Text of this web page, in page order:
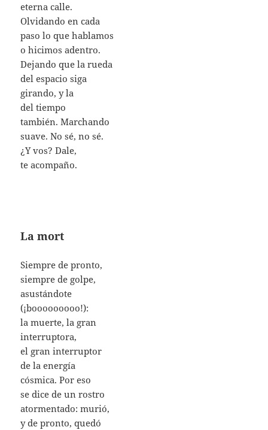
eterna calle.
Olvidando en cada
paso lo que hablamos
o hicimos adentro.
Dejando que la rueda
del espacio siga
girando, y la
del tiempo
también. Marchando
suave. No sé, no sé.
¿Y vos? Dale,
te acompaño.
La mort
Siempre de pronto,
siempre de golpe,
asustándote
(¡booooooooo!):
la muerte, la gran
interruptora,
el gran interruptor
de la energía
cósmica. Por eso
se dice de un rostro
atormentado: murió,
y de pronto, quedó